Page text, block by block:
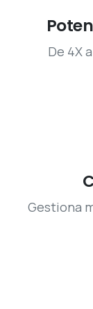
De 4X
Gestiona